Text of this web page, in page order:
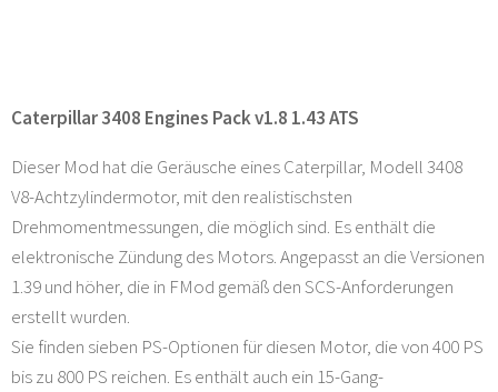
Caterpillar 3408 Engines Pack v1.8 1.43 ATS
Dieser Mod hat die Geräusche eines Caterpillar, Modell 3408
V8-Achtzylindermotor, mit den realistischsten
Drehmomentmessungen, die möglich sind. Es enthält die
elektronische Zündung des Motors. Angepasst an die Versionen
1.39 und höher, die in FMod gemäß den SCS-Anforderungen
erstellt wurden.
Sie finden sieben PS-Optionen für diesen Motor, die von 400 PS
bis zu 800 PS reichen. Es enthält auch ein 15-Gang-